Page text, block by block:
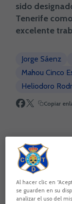
sido
Tenerife
excelente
Jorge Sáenz
Mahou Cinco
Heliodoro
Copiar
Al hacer clic en
se guarden en su
analizar el uso del